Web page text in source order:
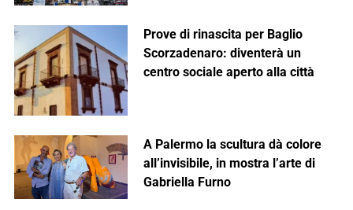
Prove di rinascita per Baglio
Scorzadenaro: diventerà un
centro sociale aperto alla città
A Palermo la scultura dà colore
all’invisibile, in mostra l’arte di
Gabriella Furno